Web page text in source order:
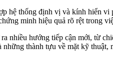
hệ thống định vị và kính hiển vi
minh hiệu quả rõ rệt trong
nhiều hướng tiếp cận mới, từ
thành tựu về mặt kỹ